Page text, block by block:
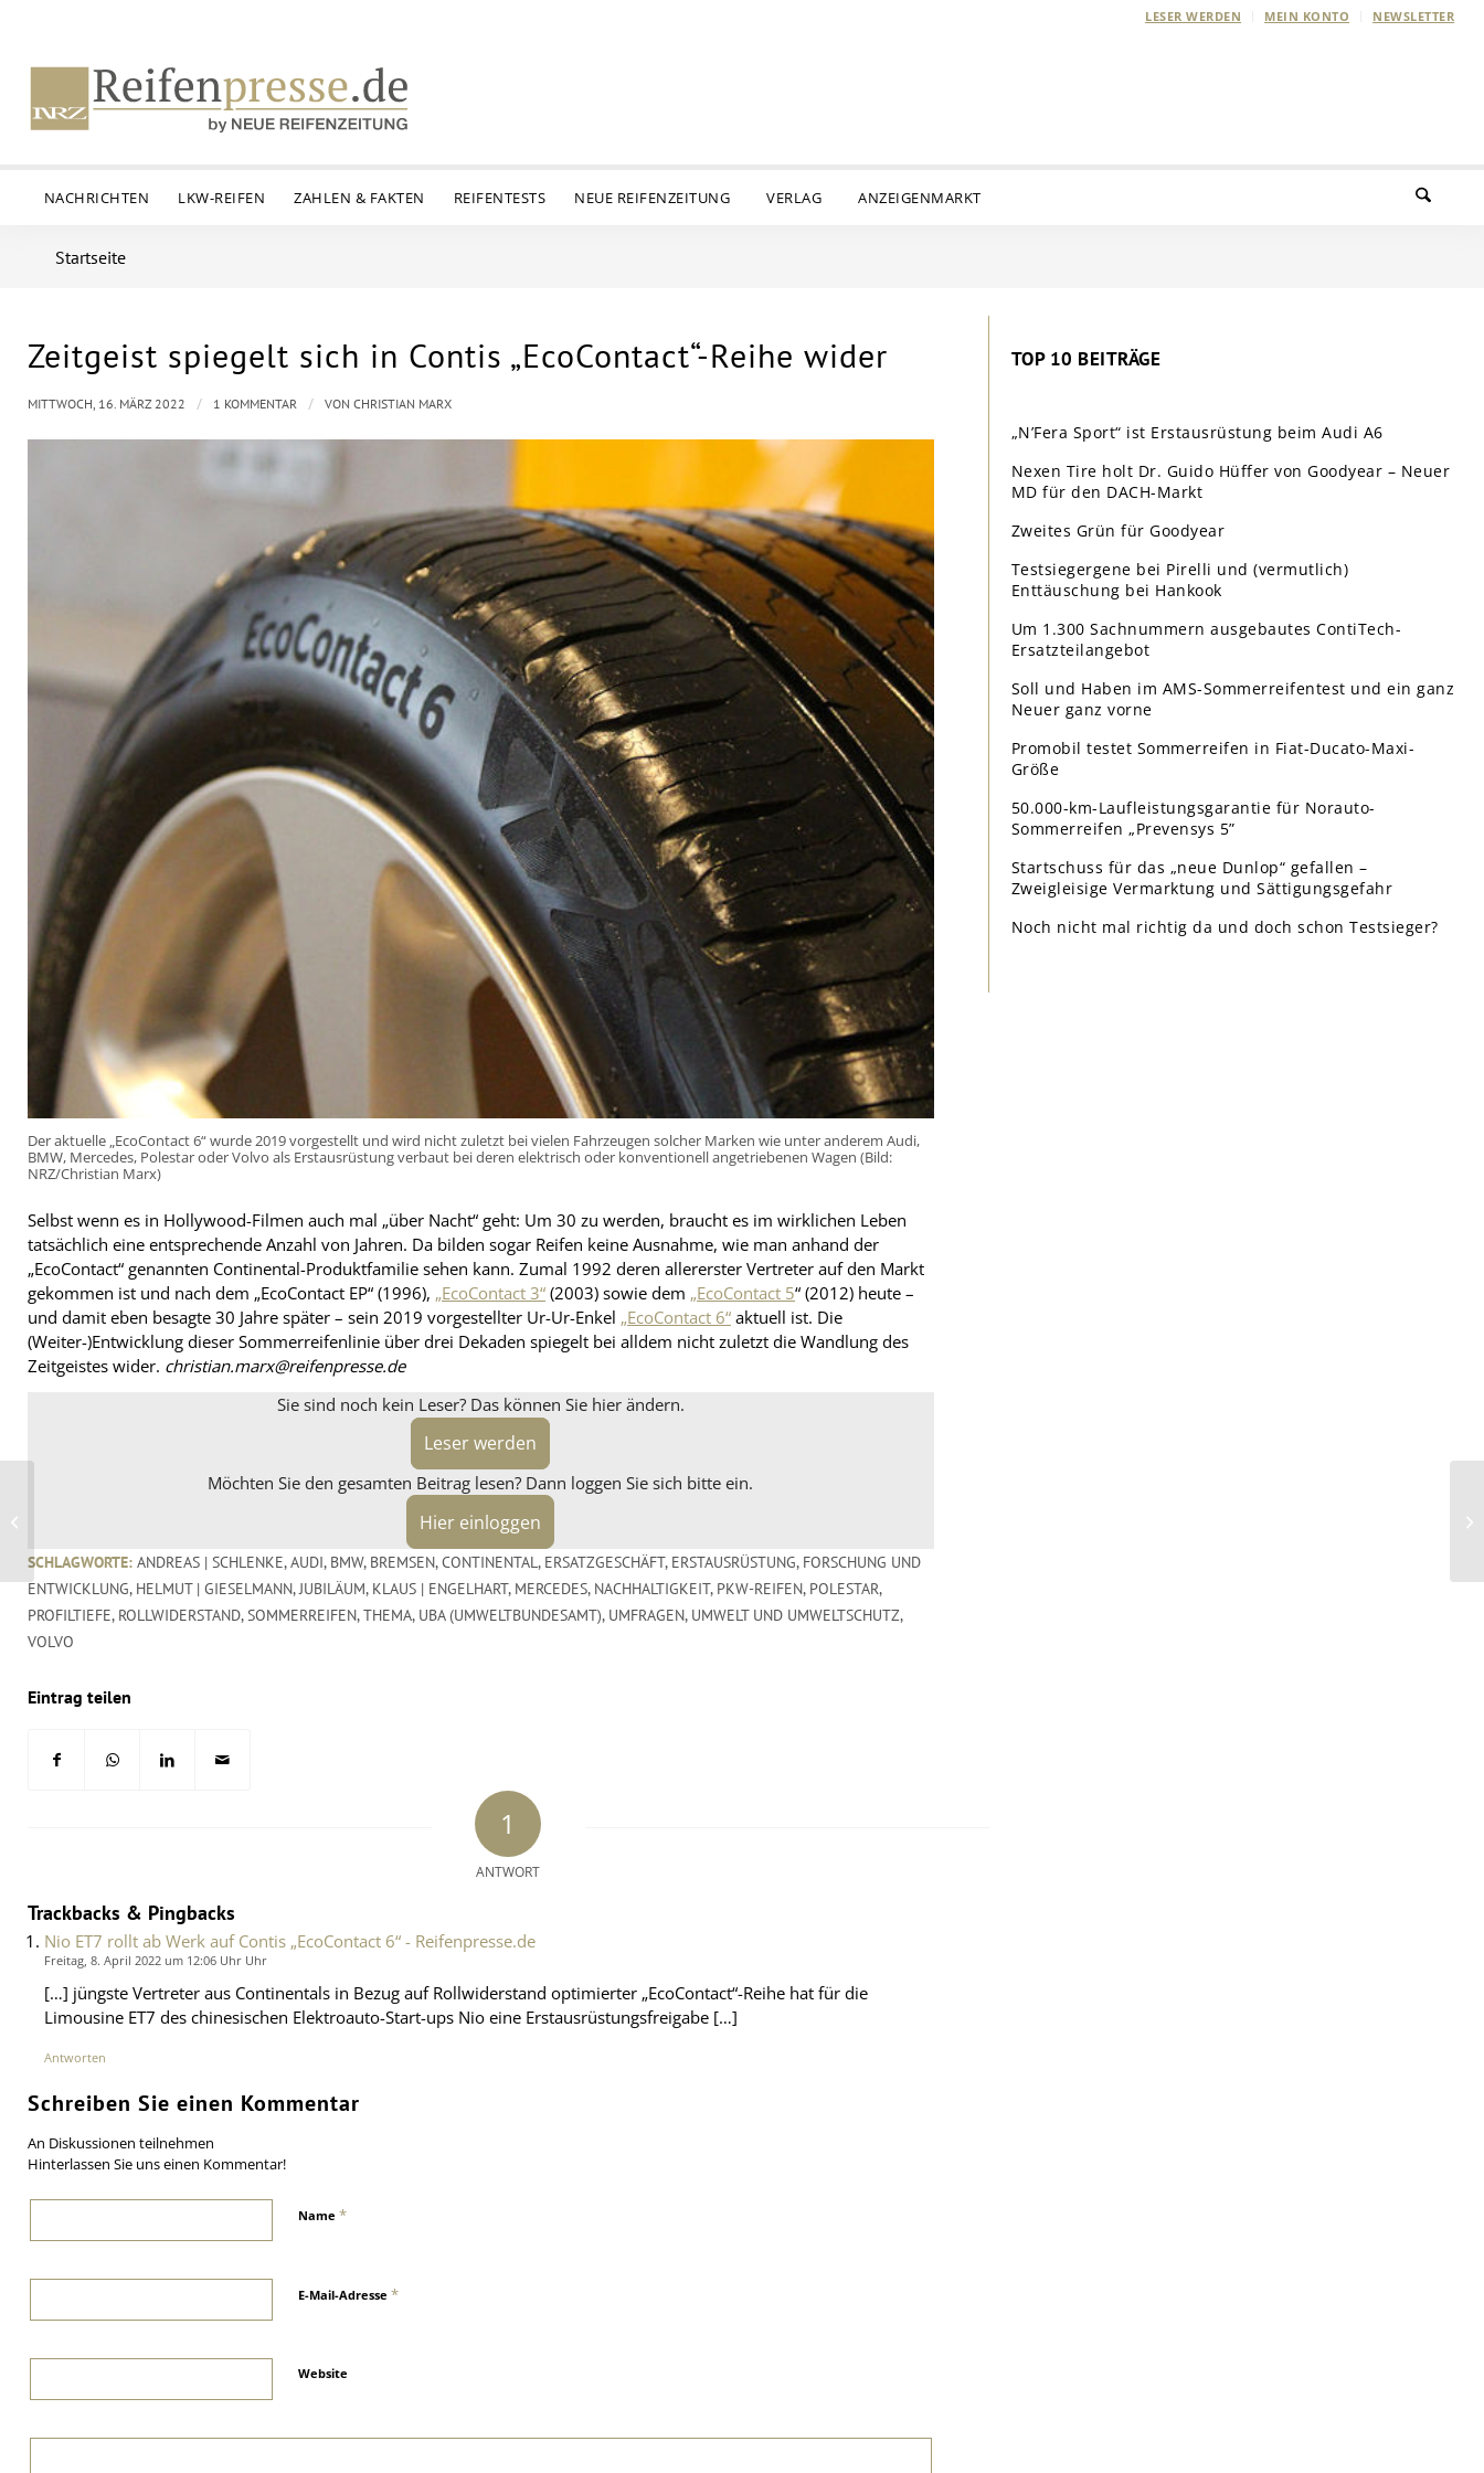
LESER WERDEN MEIN KONTO NEWSLETTER
NACHRICHTEN LKW-REIFEN ZAHLEN & FAKTEN REIFENTESTS NEUE REIFENZEITUNG VERLAG ANZEIGENMARKT
Startseite
Zeitgeist spiegelt sich in Contis „EcoContact“-Reihe wider
Der aktuelle „EcoContact 6“ wurde 2019 vorgestellt und wird nicht zuletzt bei vielen Fahrzeugen solcher Marken wie unter anderem Audi,
BMW, Mercedes, Polestar oder Volvo als Erstausrüstung verbaut bei deren elektrisch oder konventionell angetriebenen Wagen (Bild:
NRZ/Christian Marx)
Selbst wenn es in Hollywood-Filmen auch mal „über Nacht“ geht: Um 30 zu werden, braucht es im wirklichen Leben
tatsächlich eine entsprechende Anzahl von Jahren. Da bilden sogar Reifen keine Ausnahme, wie man anhand der
„EcoContact“ genannten Continental-Produktfamilie sehen kann. Zumal 1992 deren allererster Vertreter auf den Markt
gekommen ist und nach dem „EcoContact EP“ (1996), „EcoContact 3“ (2003) sowie dem „EcoContact 5“ (2012) heute –
und damit eben besagte 30 Jahre später – sein 2019 vorgestellter Ur-Ur-Enkel „EcoContact 6“ aktuell ist. Die
(Weiter-)Entwicklung dieser Sommerreifenlinie über drei Dekaden spiegelt bei alldem nicht zuletzt die Wandlung des
Zeitgeistes wider. christian.marx@reifenpresse.de
Sie sind noch kein Leser? Das können Sie hier ändern.
Leser werden
Möchten Sie den gesamten Beitrag lesen? Dann loggen Sie sich bitte ein.
Hier einloggen
MITTWOCH, 16. MÄRZ 2022 / 1 KOMMENTAR / VON CHRISTIAN MARX
SCHLAGWORTE: ANDREAS | SCHLENKE,AUDI, BMW, BREMSEN,CONTINENTAL, ERSATZGESCHÄFT, ERSTAUSRÜSTUNG, FORSCHUNG UND
ENTWICKLUNG, HELMUT | GIESELMANN,JUBILÄUM, KLAUS | ENGELHART, MERCEDES, NACHHALTIGKEIT, PKW-REIFEN, POLESTAR,
PROFILTIEFE, ROLLWIDERSTAND,SOMMERREIFEN,THEMA, UBA (UMWELTBUNDESAMT), UMFRAGEN, UMWELT UND UMWELTSCHUTZ,
VOLVO
Eintrag teilen
1
ANTWORT
Trackbacks & Pingbacks
Nio ET7 rollt ab Werk auf Contis „EcoContact 6“ - Reifenpresse.de
sagt:
Freitag, 8. April 2022 um 12:06 Uhr Uhr
[…] jüngste Vertreter aus Continentals in Bezug auf Rollwiderstand optimierter „EcoContact“-Reihe hat für die
Limousine ET7 des chinesischen Elektroauto-Start-ups Nio eine Erstausrüstungsfreigabe […]
Antworten
Schreiben Sie einen Kommentar
An Diskussionen teilnehmen
Hinterlassen Sie uns einen Kommentar!
Name *
E-Mail-Adresse *
Website
TOP 10 BEITRÄGE
„N’Fera Sport“ ist Erstausrüstung beim Audi A6
Nexen Tire holt Dr. Guido Hüffer von Goodyear – Neuer
MD für den DACH-Markt
Zweites Grün für Goodyear
Testsiegergene bei Pirelli und (vermutlich)
Enttäuschung bei Hankook
Um 1.300 Sachnummern ausgebautes ContiTech-
Ersatzteilangebot
Soll und Haben im AMS-Sommerreifentest und ein ganz
Neuer ganz vorne
Promobil testet Sommerreifen in Fiat-Ducato-Maxi-
Größe
50.000-km-Laufleistungsgarantie für Norauto-
Sommerreifen „Prevensys 5”
Startschuss für das „neue Dunlop“ gefallen –
Zweigleisige Vermarktung und Sättigungsgefahr
Noch nicht mal richtig da und doch schon Testsieger?